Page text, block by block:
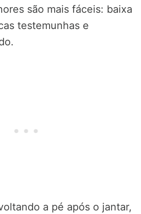
são mais fáceis: baixa
testemunhas e
a pé após o jantar,